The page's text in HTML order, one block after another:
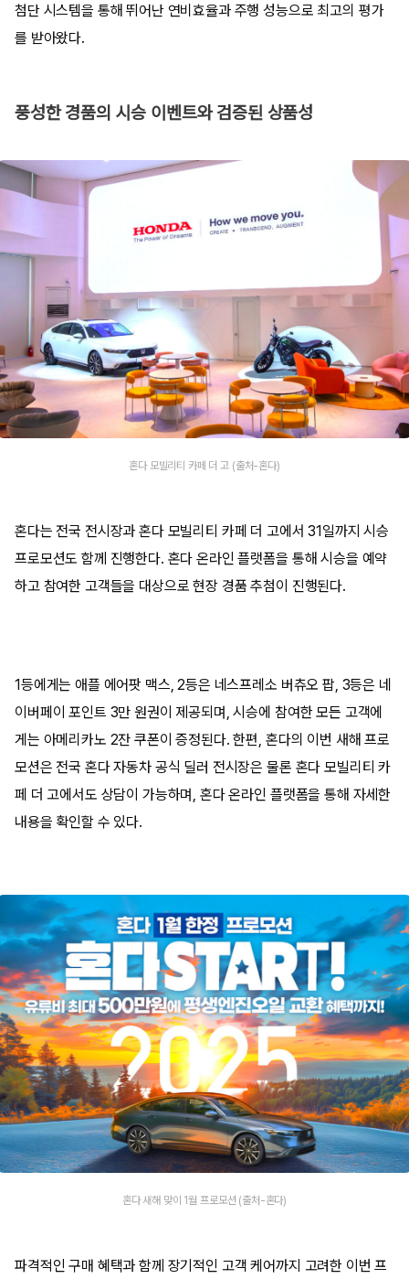
첨단 시스템을 통해 뛰어난 연비효율과 주행 성능으로 최고의 평가
를 받아왔다.
풍성한 경품의 시승 이벤트와 검증된 상품성
혼다 모빌리티 카페 더 고 (출처-혼다)
혼다는 전국 전시장과 혼다 모빌리티 카페 더 고에서 31일까지 시승
프로모션도 함께 진행한다. 혼다 온라인 플랫폼을 통해 시승을 예약
하고 참여한 고객들을 대상으로 현장 경품 추첨이 진행된다.
1등에게는 애플 에어팟 맥스, 2등은 네스프레소 버츄오 팝, 3등은 네
이버페이 포인트 3만 원권이 제공되며, 시승에 참여한 모든 고객에
게는 아메리카노 2잔 쿠폰이 증정된다. 한편, 혼다의 이번 새해 프로
모션은 전국 혼다 자동차 공식 딜러 전시장은 물론 혼다 모빌리티 카
페 더 고에서도 상담이 가능하며, 혼다 온라인 플랫폼을 통해 자세한
내용을 확인할 수 있다.
혼다 새해 맞이 1월 프로모션 (출처-혼다)
파격적인 구매 혜택과 함께 장기적인 고객 케어까지 고려한 이번 프